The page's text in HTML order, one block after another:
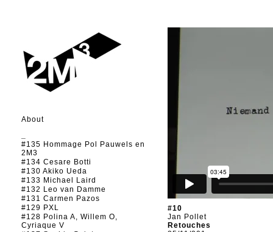
About
#135 Hommage Pol Pauwels en
2M3
#134 Cesare Botti
#130 Akiko Ueda
#133 Michael Laird
#132 Leo van Damme
#131 Carmen Pazos
#129 PXL
#128 Polina A, Willem O,
Cyriaque V
#10
Jan Pollet
Retouches